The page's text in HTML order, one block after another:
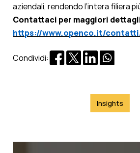
aziendali, rendendo l’intera filiera
Contattaci per maggiori
https://www.openco.it/
Condividi:
Insights